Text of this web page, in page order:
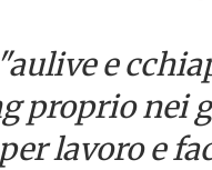
e
proprio nei
lavoro e